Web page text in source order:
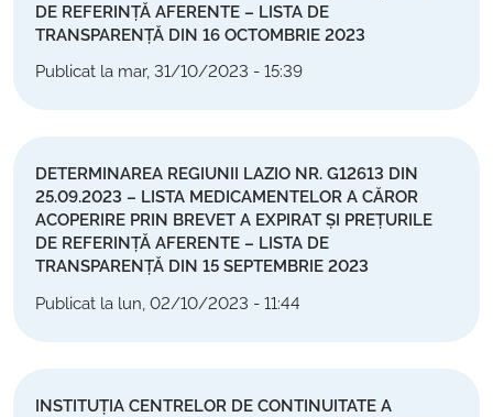
DE REFERINȚĂ AFERENTE – LISTA DE
TRANSPARENȚĂ DIN 16 OCTOMBRIE 2023
Publicat la mar, 31/10/2023 - 15:39
DETERMINAREA REGIUNII LAZIO NR. G12613 DIN
25.09.2023 – LISTA MEDICAMENTELOR A CĂROR
ACOPERIRE PRIN BREVET A EXPIRAT ȘI PREȚURILE
DE REFERINȚĂ AFERENTE – LISTA DE
TRANSPARENȚĂ DIN 15 SEPTEMBRIE 2023
Publicat la lun, 02/10/2023 - 11:44
INSTITUȚIA CENTRELOR DE CONTINUITATE A